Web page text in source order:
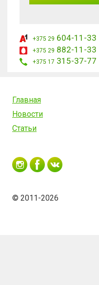
+375 29 604-11-33
+375 29 882-11-33
+375 17 315-37-77
Главная
Новости
Статьи
© 2011-2026